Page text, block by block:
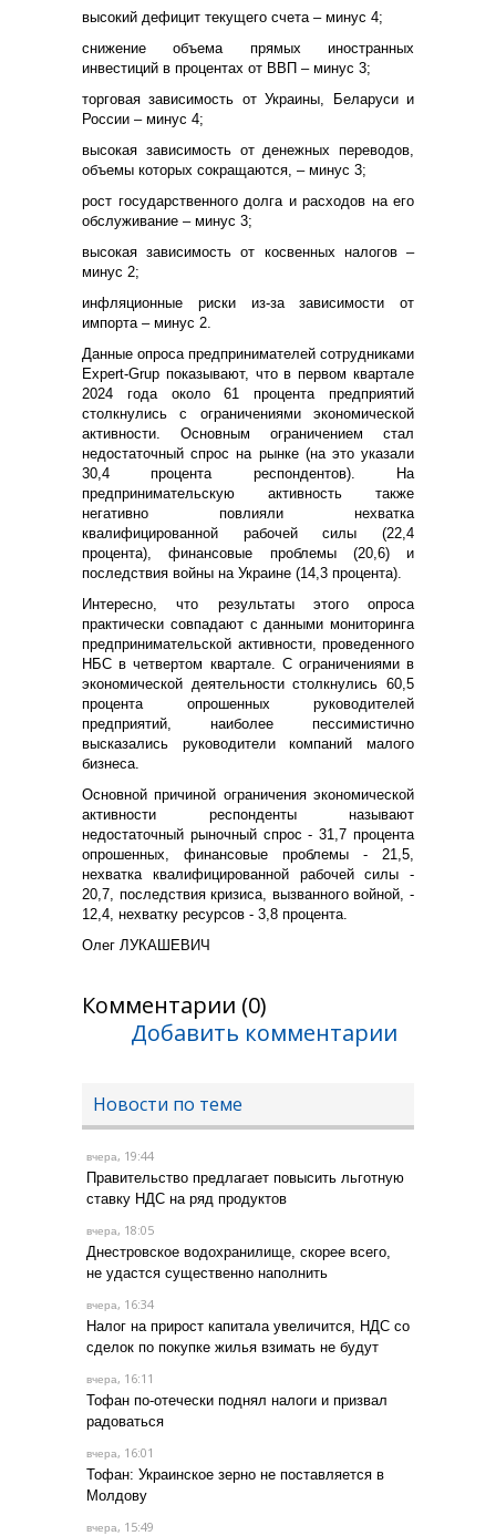
высокий дефицит текущего счета – минус 4;
снижение объема прямых иностранных
инвестиций в процентах от ВВП – минус 3;
торговая зависимость от Украины, Беларуси и
России – минус 4;
высокая зависимость от денежных переводов,
объемы которых сокращаются, – минус 3;
рост государственного долга и расходов на его
обслуживание – минус 3;
высокая зависимость от косвенных налогов –
минус 2;
инфляционные риски из-за зависимости от
импорта – минус 2.
Данные опроса предпринимателей сотрудниками
Expert-Grup показывают, что в первом квартале
2024 года около 61 процента предприятий
столкнулись с ограничениями экономической
активности. Основным ограничением стал
недостаточный спрос на рынке (на это указали
30,4 процента респондентов). На
предпринимательскую активность также
негативно повлияли нехватка
квалифицированной рабочей силы (22,4
процента), финансовые проблемы (20,6) и
последствия войны на Украине (14,3 процента).
Интересно, что результаты этого опроса
практически совпадают с данными мониторинга
предпринимательской активности, проведенного
НБС в четвертом квартале. С ограничениями в
экономической деятельности столкнулись 60,5
процента опрошенных руководителей
предприятий, наиболее пессимистично
высказались руководители компаний малого
бизнеса.
Основной причиной ограничения экономической
активности респонденты называют
недостаточный рыночный спрос - 31,7 процента
опрошенных, финансовые проблемы - 21,5,
нехватка квалифицированной рабочей силы -
20,7, последствия кризиса, вызванного войной, -
12,4, нехватку ресурсов - 3,8 процента.
Олег ЛУКАШЕВИЧ
Комментарии (0)
Добавить комментарии
Новости по теме
вчера, 19:44
Правительство предлагает повысить льготную
ставку НДС на ряд продуктов
вчера, 18:05
Днестровское водохранилище, скорее всего,
не удастся существенно наполнить
вчера, 16:34
Налог на прирост капитала увеличится, НДС со
сделок по покупке жилья взимать не будут
вчера, 16:11
Тофан по-отечески поднял налоги и призвал
радоваться
вчера, 16:01
Тофан: Украинское зерно не поставляется в
Молдову
вчера, 15:49